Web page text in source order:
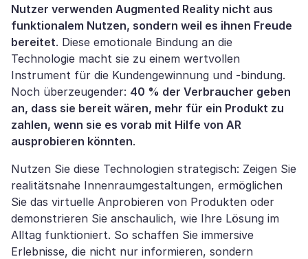
Nutzer verwenden Augmented Reality nicht aus
funktionalem Nutzen, sondern weil es ihnen Freude
bereitet. Diese emotionale Bindung an die
Technologie macht sie zu einem wertvollen
Instrument für die Kundengewinnung und -bindung.
Noch überzeugender: 40 % der Verbraucher geben
an, dass sie bereit wären, mehr für ein Produkt zu
zahlen, wenn sie es vorab mit Hilfe von AR
ausprobieren könnten.
Nutzen Sie diese Technologien strategisch: Zeigen Sie
realitätsnahe Innenraumgestaltungen, ermöglichen
Sie das virtuelle Anprobieren von Produkten oder
demonstrieren Sie anschaulich, wie Ihre Lösung im
Alltag funktioniert. So schaffen Sie immersive
Erlebnisse, die nicht nur informieren, sondern